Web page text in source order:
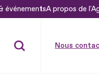
événementsA propos de
Nous